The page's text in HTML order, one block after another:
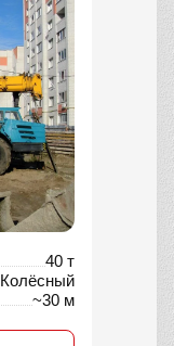
40 т
Колёсный
~30 м